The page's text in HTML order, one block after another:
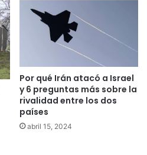
Por qué Irán atacó a Israel
y 6 preguntas más sobre la
rivalidad entre los dos
países
abril 15, 2024